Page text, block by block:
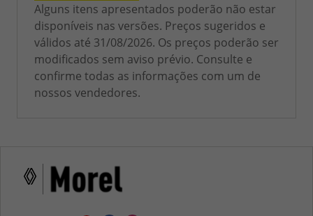
Alguns itens apresentados poderão não estar
disponíveis nas versões. Preços sugeridos e
válidos até 31/08/2026. Os preços poderão ser
modificados sem aviso prévio. Consulte e
confirme todas as informações com um de
nossos vendedores.